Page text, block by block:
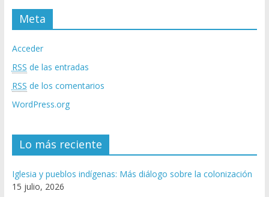
Meta
Acceder
RSS de las entradas
RSS de los comentarios
WordPress.org
Lo más reciente
Iglesia y pueblos indígenas: Más diálogo sobre la colonización
15 julio, 2026